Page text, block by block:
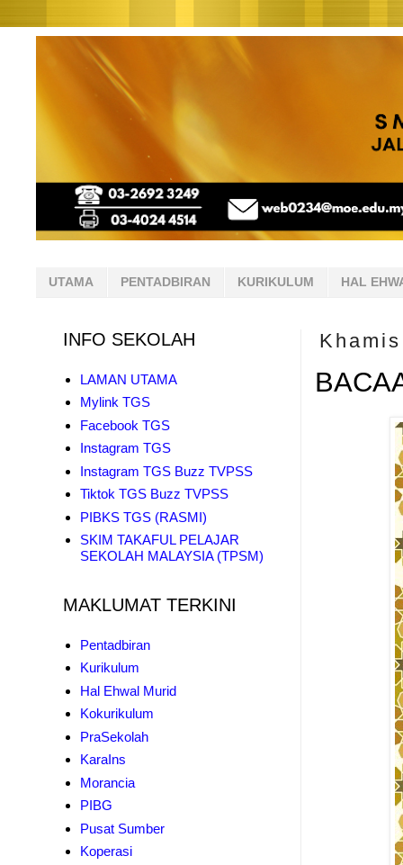
UTAMA PENTADBIRAN KURIKULUM HAL
INFO SEKOLAH
LAMAN UTAMA
Mylink TGS
Facebook TGS
Instagram TGS
Instagram TGS Buzz TVPSS
Tiktok TGS Buzz TVPSS
PIBKS TGS (RASMI)
SKIM TAKAFUL PELAJAR
SEKOLAH MALAYSIA (TPSM)
MAKLUMAT TERKINI
Pentadbiran
Kurikulum
Hal Ehwal Murid
Kokurikulum
PraSekolah
KaraIns
Morancia
PIBG
Pusat Sumber
Koperasi